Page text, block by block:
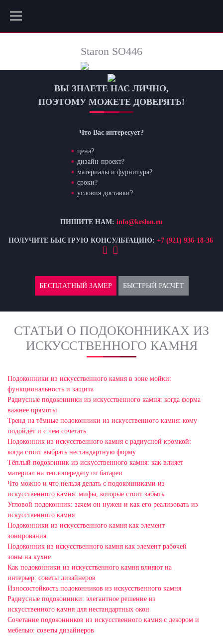
Staron SO446
ВЫ ЗНАЕТЕ НАС ЛИЧНО,
ПОЭТОМУ МОЖЕТЕ ДОВЕРЯТЬ!
Что Вас интересует?
цена?
дизайн-проект?
материалы и фурнитура?
сроки?
условия доставки?
ПИШИТЕ НАМ: info@krslon.ru
ПОЛУЧИТЕ БЫСТРУЮ КОНСУЛЬТАЦИЮ: +7 (921) 936-18-36
БЕСПЛАТНЫЙ ЗАМЕР БЫСТРЫЙ РАСЧЁТ
СТАТЬИ О ПОДОКОННИКАХ ИЗ
ИСКУССТВЕННОГО КАМНЯ
Подоконники из искусственного камня в зоне мойки:
функциональность и защита
Радиусные подоконники из искусственного камня: когда форма
важнее прямоты
Тренд на тёмные подоконники из искусственного камня: кому
подойдёт и с чем сочетать
Подоконник из искусственного камня с радиусной кромкой:
когда стоит выбрать нестандартную форму
Тёплый подоконник из искусственного камня: как влияет
материал на теплопередачу от батареи
Что можно и что нельзя делать с подоконниками из
искусственного камня: мифы, которые стоит забыть
Угловой подоконник: зачем он нужен и как его реализовать из
искусственного камня
Подоконники из искусственного камня как элемент
зонирования
Подоконник из искусственного камня как элемент рабочей
зоны на кухне
Как подоконники из искусственного камня влияют на
интерьер: советы дизайнеров
Износостойкость подоконников из искусственного камня
Радиусные подоконники: элегантное решение из
искусственного камня для нестандартных окон
Сочетание подоконников из искусственного камня с декором и
мебелью: советы дизайнеров